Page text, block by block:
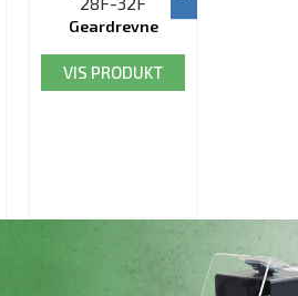
Geardrevne
2076000
VIS PRODUKT